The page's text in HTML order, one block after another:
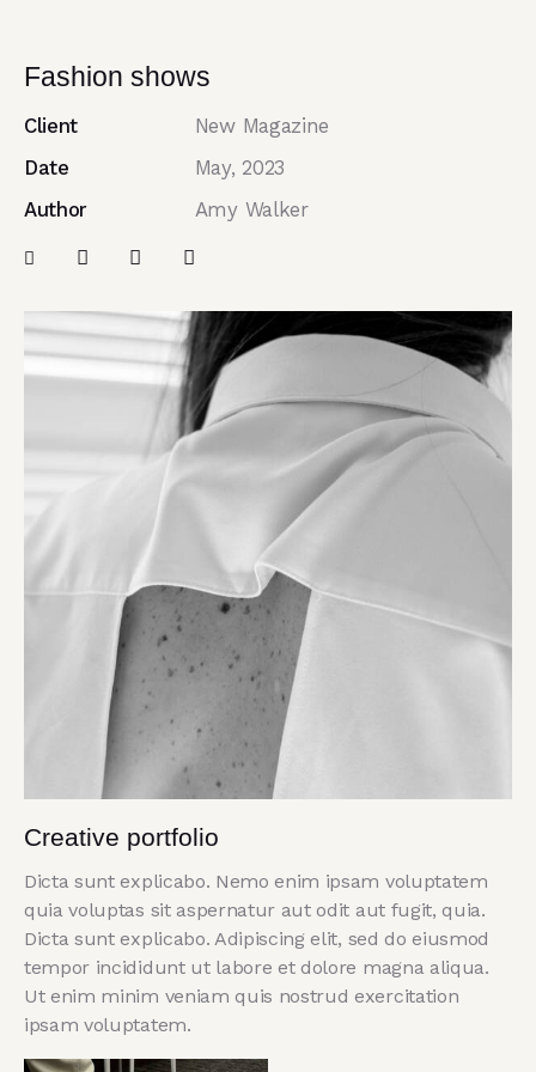
Fashion shows
Creative portfolio
Dicta sunt explicabo. Nemo enim ipsam voluptatem
quia voluptas sit aspernatur aut odit aut fugit, quia.
Dicta sunt explicabo. Adipiscing elit, sed do eiusmod
tempor incididunt ut labore et dolore magna aliqua.
Ut enim minim veniam quis nostrud exercitation
ipsam voluptatem.
Client
New Magazine
Date
May, 2023
Author
Amy Walker